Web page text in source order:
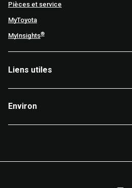
Pièces et service
MyToyota
MyInsights®
Liens utiles
Environ